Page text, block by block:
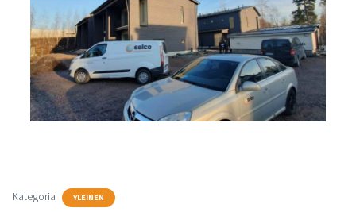
Kategoria YLEINEN